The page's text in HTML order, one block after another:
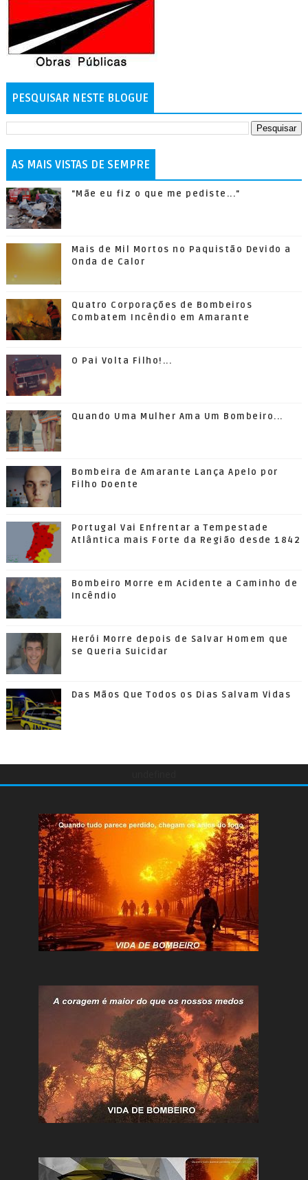
PESQUISAR NESTE BLOGUE
AS MAIS VISTAS DE SEMPRE
"Mãe eu fiz o que me pediste..."
Mais de Mil Mortos no Paquistão Devido a
Onda de Calor
Quatro Corporações de Bombeiros
Combatem Incêndio em Amarante
O Pai Volta Filho!...
Quando Uma Mulher Ama Um Bombeiro...
Bombeira de Amarante Lança Apelo por
Filho Doente
Portugal Vai Enfrentar a Tempestade
Atlântica mais Forte da Região desde 1842
Bombeiro Morre em Acidente a Caminho de
Incêndio
Herói Morre depois de Salvar Homem que
se Queria Suicidar
Das Mãos Que Todos os Dias Salvam Vidas